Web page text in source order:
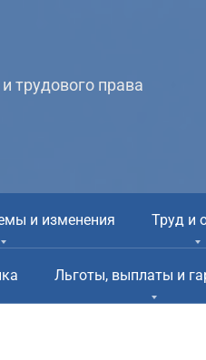
трудового права
и изменения Труд и
Льготы, выплаты и